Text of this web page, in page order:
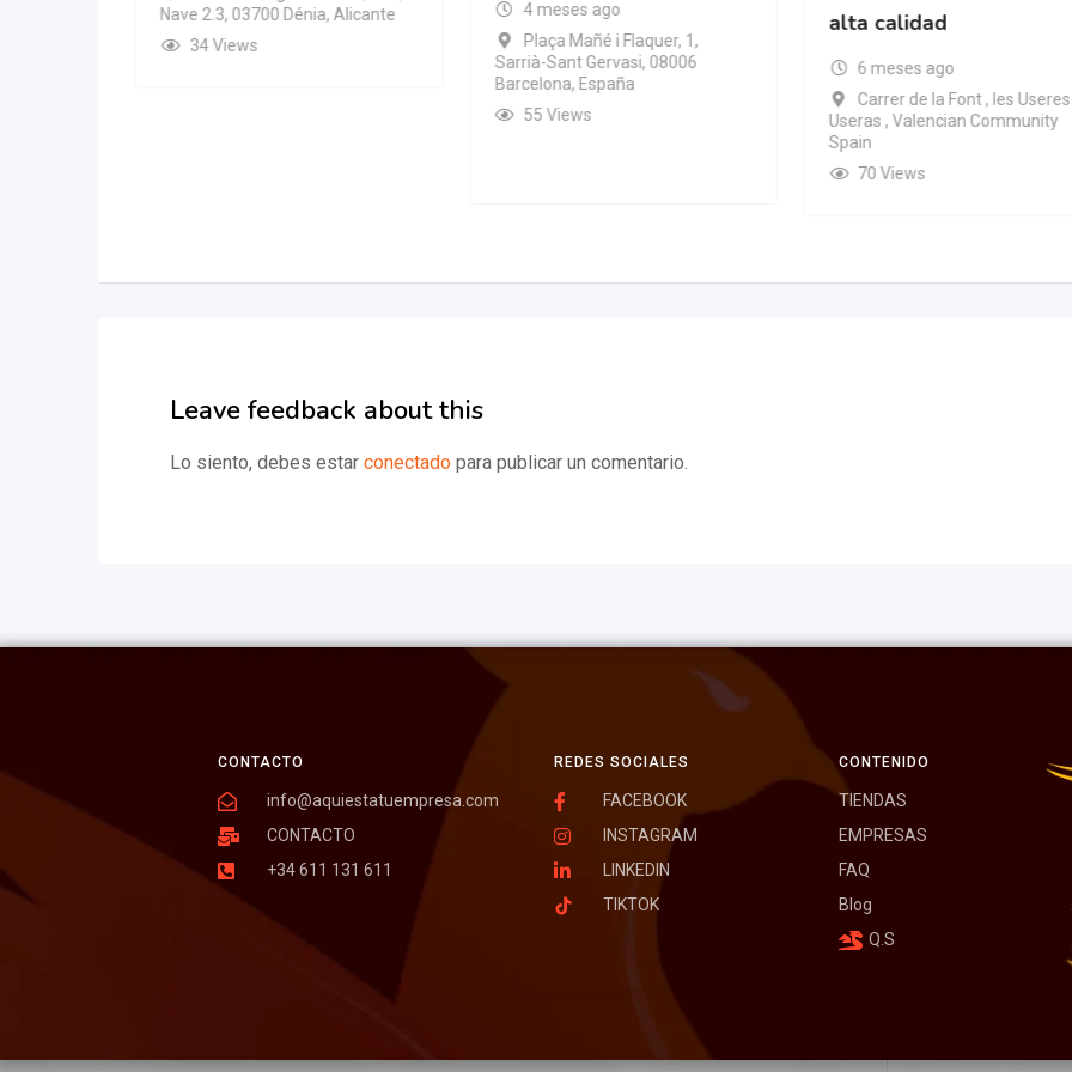
Nave 2.3, 03700 Dénia, Alicante
34 Views
4 meses ago
Plaça Mañé i Flaquer, 1,
Sarrià-Sant Gervasi, 08006
Barcelona, España
55 Views
alta calidad
6 meses ago
Carrer de la Font , les
Useras , Valencian Community
Spain
70 Views
Leave feedback about this
Lo siento, debes estar conectado para publicar un comentario.
CONTACTO
info@aquiestatuempresa.com
CONTACTO
+34 611 131 611
REDES SOCIALES
FACEBOOK
INSTAGRAM
LINKEDIN
TIKTOK
CONTENIDO
TIENDAS
EMPRESAS
FAQ
Blog
Q.S